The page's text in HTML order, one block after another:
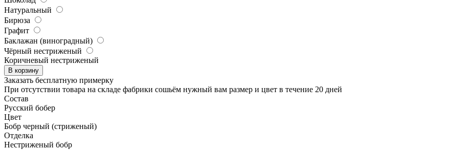
Натуральный
Бирюза
Графит
Баклажан (виноградный)
Чёрный нестриженый
Коричневый нестриженый
В корзину
Заказать бесплатную примерку
При отсутствии товара на складе фабрики сошьём нужный вам размер и цвет в течение 20 дней
Состав
Русский бобер
Цвет
Бобр черный (стриженый)
Отделка
Нестриженый бобр